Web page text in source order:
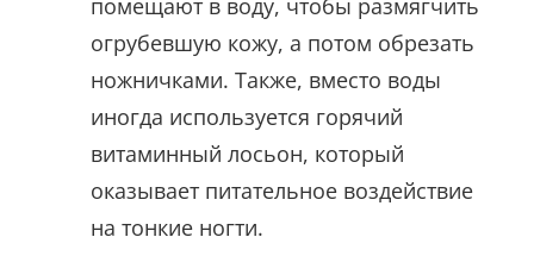
помещают в воду, чтобы размягчить
огрубевшую кожу, а потом обрезать
ножничками. Также, вместо воды
иногда используется горячий
витаминный лосьон, который
оказывает питательное воздействие
на тонкие ногти.